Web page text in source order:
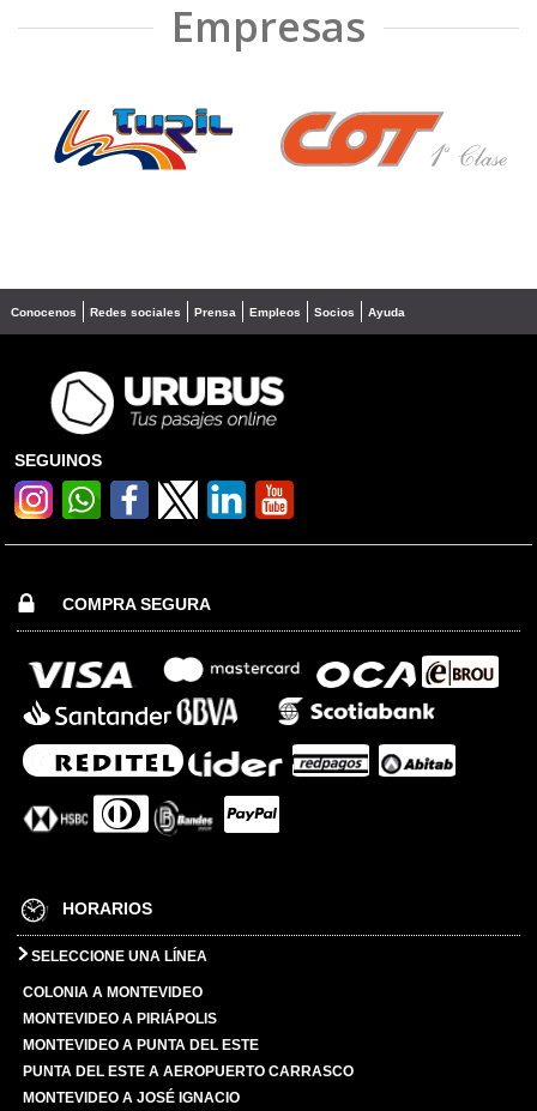
Empresas
❮ ❯
Conocenos Redes sociales Prensa Empleos Socios Ayuda
SEGUINOS
COMPRA SEGURA
HORARIOS
SELECCIONE UNA LÍNEA
COLONIA A MONTEVIDEO
MONTEVIDEO A PIRIÁPOLIS
MONTEVIDEO A PUNTA DEL ESTE
PUNTA DEL ESTE A AEROPUERTO CARRASCO
MONTEVIDEO A JOSÉ IGNACIO